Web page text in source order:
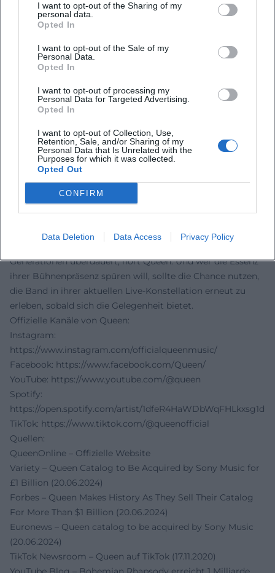
I want to opt-out of the Sharing of my
personal data.
Opted In
I want to opt-out of the Sale of my
Personal Data.
Opted In
I want to opt-out of processing my
Personal Data for Targeted Advertising.
Opted In
I want to opt-out of Collection, Use,
Retention, Sale, and/or Sharing of my
Personal Data that Is Unrelated with the
Purposes for which it was collected.
Opted Out
CONFIRM
Data Deletion Data Access Privacy Policy
Streaming-Plattformen und in Kinosälen.
Stimmen der Fans
Menschen weltweit. Auf Instagram schwärmt ein Fan:
„Diese Harmoniechöre geben mir jedes Mal Gänsehaut.“
„Niemand füllt eine Arena wie Queen – zeitlos.“ Auf
Facebook heißt es: „Seit Jahrzehnten Soundtrack meines
Lebens.“ Und auf TikTok liest man: „Bo Rhap in 15 Sekunden
– und trotzdem pure Magie.“
Fazit: Queen heute hören, morgen live erleben
Queen bleibt ein klingendes Synonym für musikalische
Kühnheit, große Gefühle und kollektiv erlebbare Energie.
Die Diskographie vereint Komposition, Arrangement und
Produktion auf höchstem Niveau – von den
operettenhaften Eskalationen bis zur bassgetriebenen
Generationen überdauert, hört Queen. Und wer die Essenz
ihrer Bühnenpräsenz spüren will, sollte die Chance nutzen,
die Band in ihrer aktuellen Live-Konstellation erneut zu
erleben, sobald sich die Gelegenheit bietet.
Offizielle Kanäle von Queen:
Instagram:
https://www.instagram.com/officialqueenmusic/
Facebook: https://www.facebook.com/Queen/
YouTube: https://www.youtube.com/@queen
Spotify:
https://open.spotify.com/artist/1dfeR4HaWDbWqFHLkxsg1d
TikTok: https://www.tiktok.com/@queenofficial
Quellen:
QueenOnline – Offizielle Website
Variety – Queen Catalog to Be Acquired by Sony Music for
£1 Billion (20.06.2024)
Forbes – Queen Makes History As They Sell Their Catalog
For More Than $1 Billion (20.06.2024)
Euronews – Queen catalog to be acquired by Sony Music
(20.06.2024)
TikTok Newsroom – Queen auf TikTok (17.11.2020)